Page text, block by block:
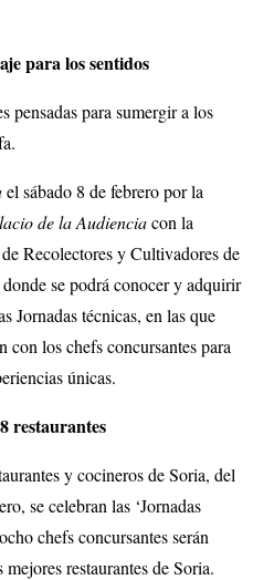
para los sentidos
pensadas para sumergir a los
el sábado 8 de febrero por la
de la Audienciacon la
Recolectores y Cultivadores de
se podrá conocer y adquirir
Jornadas técnicas, en las que
con los chefs concursantes para
únicas.
restaurantes
y cocineros de Soria, del
se celebran las ‘Jornadas
chefs concursantes serán
restaurantes de Soria.